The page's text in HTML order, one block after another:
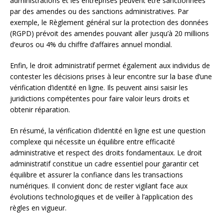
par des amendes ou des sanctions administratives. Par
exemple, le Règlement général sur la protection des données
(RGPD) prévoit des amendes pouvant aller jusqu’à 20 millions
d’euros ou 4% du chiffre d’affaires annuel mondial.
Enfin, le droit administratif permet également aux individus de
contester les décisions prises à leur encontre sur la base d’une
vérification d’identité en ligne. Ils peuvent ainsi saisir les
juridictions compétentes pour faire valoir leurs droits et
obtenir réparation.
En résumé, la vérification d’identité en ligne est une question
complexe qui nécessite un équilibre entre efficacité
administrative et respect des droits fondamentaux. Le droit
administratif constitue un cadre essentiel pour garantir cet
équilibre et assurer la confiance dans les transactions
numériques. Il convient donc de rester vigilant face aux
évolutions technologiques et de veiller à l’application des
règles en vigueur.